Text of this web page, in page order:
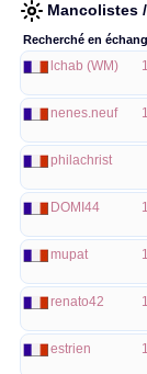
Mancolistes
Recherché en
lchab (WM) 1
nenes.neuf 1
philachrist
DOMI44 1
mupat 1
renato42 1
estrien 1